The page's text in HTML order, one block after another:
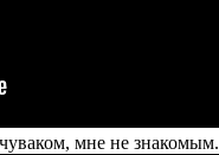
мне не знакомым.